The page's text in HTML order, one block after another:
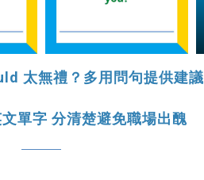
太無禮？多用問句提供建議
單字 分清楚避免職場出醜